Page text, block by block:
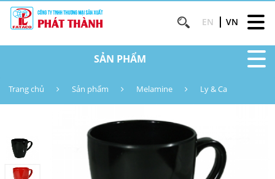
EN VN
SẢN PHẨM
Trang chủ Sản phẩm Melamine Ly & Ca